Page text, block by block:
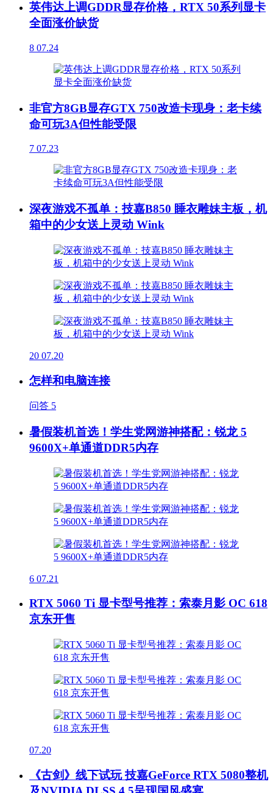
英伟达上调GDDR显存价格，RTX 50系列显卡
全面涨价缺货
8 07.24
非官方8GB显存GTX 750改造卡现身：老卡续
命可玩3A但性能受限
7 07.23
深夜游戏不孤单：技嘉B850 睡衣雕妹主板，机
箱中的少女送上灵动 Wink
20 07.20
怎样和电脑连接
问答 5
暑假装机首选！学生党网游神搭配：锐龙 5
9600X+单通道DDR5内存
6 07.21
RTX 5060 Ti 显卡型号推荐：索泰月影 OC 618
京东开售
07.20
《古剑》线下试玩 技嘉GeForce RTX 5080整机